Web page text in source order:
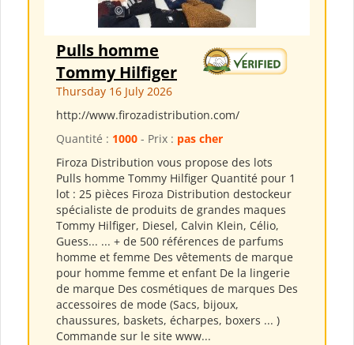
Pulls homme
Tommy Hilfiger
Thursday 16 July 2026
http://www.firozadistribution.com/
Quantité : 1000 - Prix : pas cher
Firoza Distribution vous propose des lots
Pulls homme Tommy Hilfiger Quantité pour 1
lot : 25 pièces Firoza Distribution destockeur
spécialiste de produits de grandes maques
Tommy Hilfiger, Diesel, Calvin Klein, Célio,
Guess... ... + de 500 références de parfums
homme et femme Des vêtements de marque
pour homme femme et enfant De la lingerie
de marque Des cosmétiques de marques Des
accessoires de mode (Sacs, bijoux,
chaussures, baskets, écharpes, boxers ... )
Commande sur le site www...